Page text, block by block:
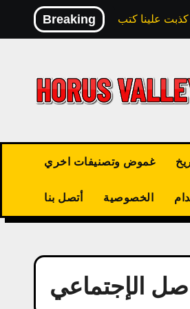
Breaking
غموض وتصنيفات اخري
أتصل بنا الخصوصية
الإجتماعي